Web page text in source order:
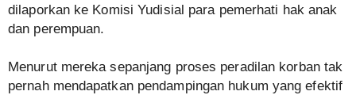
dilaporkan ke Komisi Yudisial para pemerhati hak anak
dan perempuan.
Menurut mereka sepanjang proses peradilan korban tak
pernah mendapatkan pendampingan hukum yang efektif